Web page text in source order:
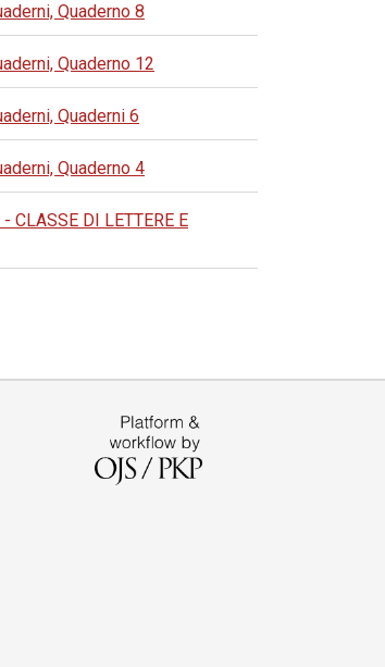
Quaderno 8
Quaderno 12
Quaderni 6
Quaderno 4
CLASSE DI LETTERE E